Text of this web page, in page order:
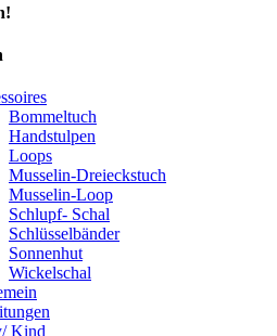
Bommeltuch
Handstulpen
Loops
Musselin-Dreieckstuch
Musselin-Loop
Schlupf- Schal
Schlüsselbänder
Sonnenhut
Wickelschal
Kind